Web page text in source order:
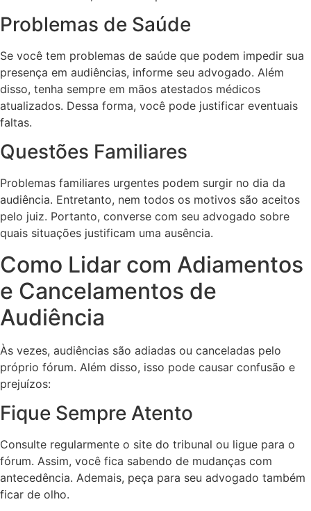
Problemas de Saúde
Se você tem problemas de saúde que podem impedir sua
presença em audiências, informe seu advogado. Além
disso, tenha sempre em mãos atestados médicos
atualizados. Dessa forma, você pode justificar eventuais
faltas.
Questões Familiares
Problemas familiares urgentes podem surgir no dia da
audiência. Entretanto, nem todos os motivos são aceitos
pelo juiz. Portanto, converse com seu advogado sobre
quais situações justificam uma ausência.
Como Lidar com Adiamentos
e Cancelamentos de
Audiência
Às vezes, audiências são adiadas ou canceladas pelo
próprio fórum. Além disso, isso pode causar confusão e
prejuízos:
Fique Sempre Atento
Consulte regularmente o site do tribunal ou ligue para o
fórum. Assim, você fica sabendo de mudanças com
antecedência. Ademais, peça para seu advogado também
ficar de olho.